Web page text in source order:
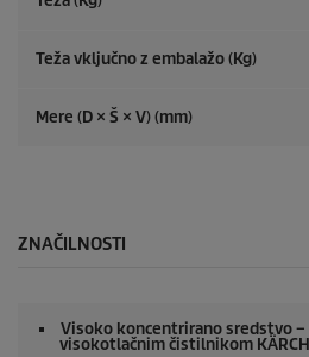
Teža vključno z embalažo (Kg)
Mere (D × Š × V) (mm)
ZNAČILNOSTI
Visoko koncentrirano sredstvo –
visokotlačnim čistilnikom